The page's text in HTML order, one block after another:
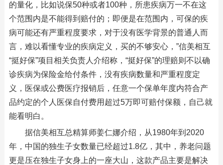
的量化，比如说保50种或者100种，所患疾病万一不在这
个范围内是不能得到赔付的；即便是在范围内，可保的疾
病可能还有严重程度要求，对于没有医学背景的普通人而
言，难以看懂专业的疾病定义，买的不够安心，”信美相互
“挺好保”项目相关负责人介绍称，“挺好保”的理赔则不以确
诊疾病为保险金给付条件，没有疾病数量和严重程度定
义，医保或公费医疗报销后，任意一个保单年度内符合产
品约定的个人医保自付费用超过5万即可赔付保额，自己就
能看明白。
据信美相互总精算师姜仁娜介绍，从1980年到2020
年，中国的独生子女数量已经超过1.8亿，其中，养老问题
更是压在独生子女身上的一座大山，这款产品主要是解决